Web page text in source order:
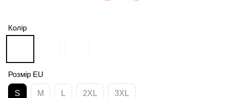
Колір
Розмір EU
S M L 2XL 3XL